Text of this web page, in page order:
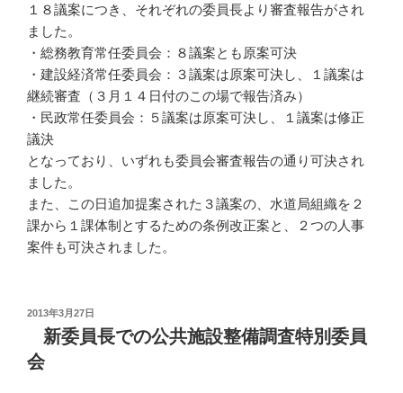
１８議案につき、それぞれの委員長より審査報告がされ
ました。
・総務教育常任委員会：８議案とも原案可決
・建設経済常任委員会：３議案は原案可決し、１議案は
継続審査（３月１４日付のこの場で報告済み）
・民政常任委員会：５議案は原案可決し、１議案は修正
議決
となっており、いずれも委員会審査報告の通り可決され
ました。
また、この日追加提案された３議案の、水道局組織を２
課から１課体制とするための条例改正案と、２つの人事
案件も可決されました。
投
2013年3月27日
新委員長での公共施設整備調査特別委員
会